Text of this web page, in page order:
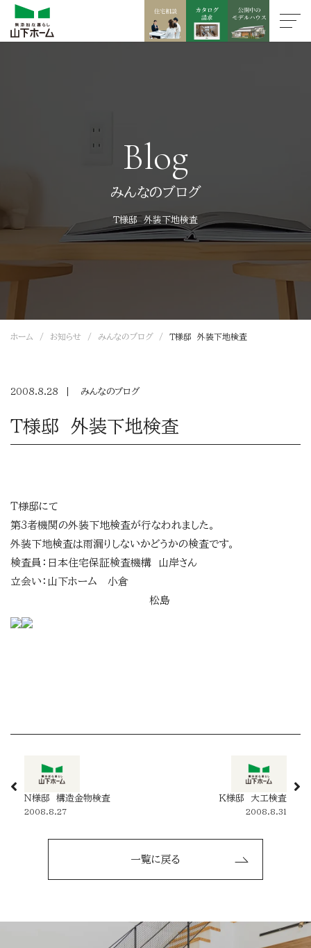
Blog
みんなのブログ
Ｔ様邸 外装下地検査
ホーム お知らせ みんなのブログ Ｔ様邸 外装下地検査
2008.8.28 みんなのブログ
Ｔ様邸 外装下地検査
Ｔ様邸にて
第3者機関の外装下地検査が行なわれました。
外装下地検査は雨漏りしないかどうかの検査です。
検査員：日本住宅保証検査機構 山岸さん
立会い：山下ホーム 小倉
松島
Ｎ様邸 構造金物検査
2008.8.27
Ｋ様邸 大工検査
2008.8.31
一覧に戻る